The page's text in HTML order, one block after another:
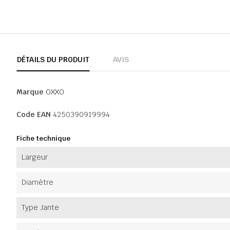
DÉTAILS DU PRODUIT AVIS
Marque OXXO
Code EAN 4250390919994
Fiche technique
Largeur
Diamètre
Type Jante